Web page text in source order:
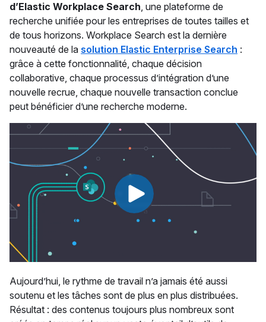
d’Elastic Workplace Search, une plateforme de
recherche unifiée pour les entreprises de toutes tailles et
de tous horizons. Workplace Search est la dernière
nouveauté de la solution Elastic Enterprise Search :
grâce à cette fonctionnalité, chaque décision
collaborative, chaque processus d’intégration d’une
nouvelle recrue, chaque nouvelle transaction conclue
peut bénéficier d’une recherche moderne.
Aujourd’hui, le rythme de travail n’a jamais été aussi
soutenu et les tâches sont de plus en plus distribuées.
Résultat : des contenus toujours plus nombreux sont